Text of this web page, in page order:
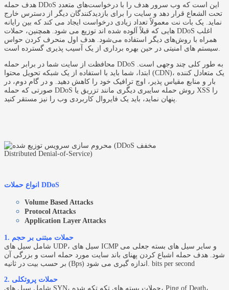
هدف حمله DDoS این است که وب سرور هدف را با درخواست‌های متعدد
تحت الشعاع قرار دهد و سایت را برای بازدیدکنندگان دیگر از دسترس خارج
نماید. یک بات نت معمولاً تعداد زیادی درخواست ایجاد می کند که بین رایانه
هایی که قبلاً آلوده شده اند توزیع می شود. همچنین، حملات DDoS اغلب
همراه با روش‌های دیگر استفاده می‌شود. هدف اول منحرف کردن حواس
محافظت از سایت شما در برابر حمله DDoS به طور کلی چند وجهی است.
ابتدا، شما باید با استفاده از یک شبکه تحویل محتوا (CDN)، یک متعادل کننده
بار و منابع مقیاس پذیر، اوچ ترافیک خود را کاهش دهید. و در گام دوم، در
صورتی که حمله DDoS روش حمله سایبری دیگری مانند تزریق یا XSS را
انواع حملات DDoS
Volume Based Attacks
Protocol Attacks
Application Layer Attacks
1. حملات مبتنی بر حجم
شامل سیل های UDP، سیل های ICMP و سایر سیل های بسته جعلی می
شود. هدف حمله اشباع کردن پهنای باند سایت مورد حمله است و بزرگی آن
بر حسب بیت در ثانیه (Bps) اندازه گیری می شود. bits per second
2. حملات پروتکلی
شامل سیل های SYN، حملات بسته های تکه تکه شده، Ping of Death،